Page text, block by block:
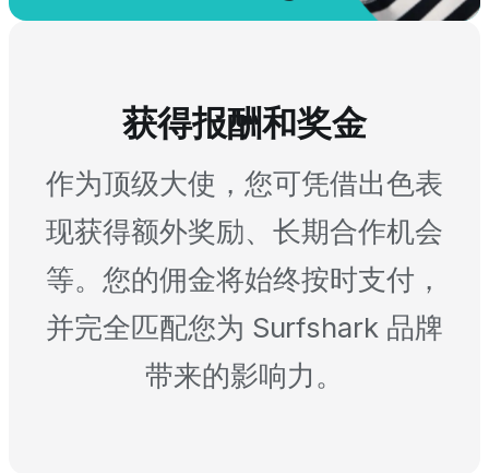
获得报酬和奖金
作为顶级大使，您可凭借出色表
现获得额外奖励、长期合作机会
等。您的佣金将始终按时支付，
并完全匹配您为 Surfshark 品牌
带来的影响力。